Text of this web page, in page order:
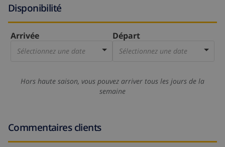
Disponibilité
Arrivée
Sélectionnez une date
Départ
Sélectionnez une date
Hors haute saison, vous pouvez arriver tous les jours de la
semaine
Commentaires clients